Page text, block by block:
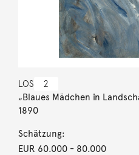
LOS 2
„Blaues Mädchen in
1890
Schätzung:
EUR 60.000- 80.000